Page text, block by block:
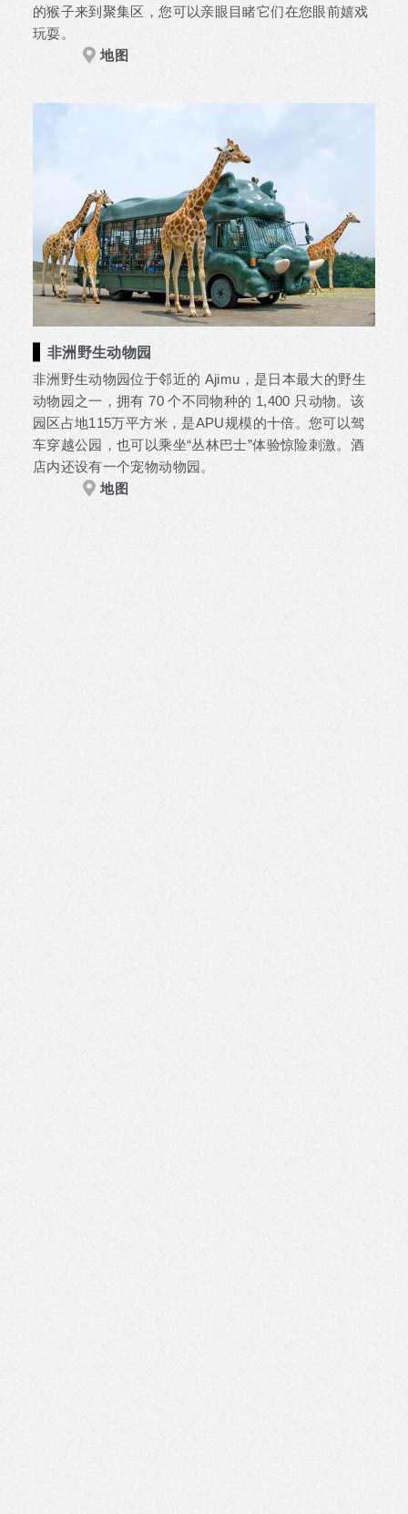
的猴子来到聚集区，您可以亲眼目睹它们在您眼前嬉戏
玩耍。
地图
非洲野生动物园
非洲野生动物园位于邻近的 Ajimu，是日本最大的野生
动物园之一，拥有 70 个不同物种的 1,400 只动物。该
园区占地115万平方米，是APU规模的十倍。您可以驾
车穿越公园，也可以乘坐“丛林巴士”体验惊险刺激。酒
店内还设有一个宠物动物园。
地图